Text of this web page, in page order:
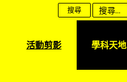
搜尋
活動剪影 學科天地